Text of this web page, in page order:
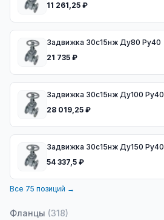
11 261,25 ₽
Задвижка 30с15нж Ду80 Ру40
21 735 ₽
Задвижка 30с15нж Ду100 Ру40
28 019,25 ₽
Задвижка 30с15нж Ду150 Ру40
54 337,5 ₽
Все 75 позиций →
Фланцы (318)